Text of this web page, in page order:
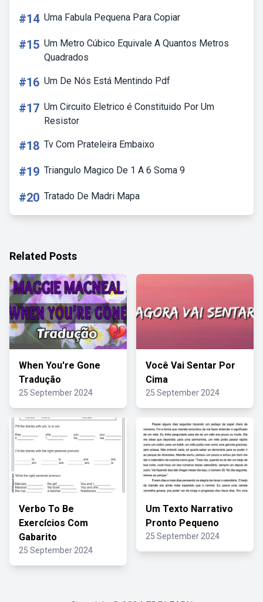
#14 Uma Fabula Pequena Para Copiar
#15 Um Metro Cúbico Equivale A Quantos Metros
Quadrados
#16 Um De Nós Está Mentindo Pdf
#17 Um Circuito Eletrico é Constituido Por Um
Resistor
#18 Tv Com Prateleira Embaixo
#19 Triangulo Magico De 1 A 6 Soma 9
#20 Tratado De Madri Mapa
Related Posts
When You're Gone
Tradução
25 September 2024
Você Vai Sentar Por
Cima
25 September 2024
Verbo To Be
Exercícios Com
Gabarito
25 September 2024
Um Texto Narrativo
Pronto Pequeno
25 September 2024